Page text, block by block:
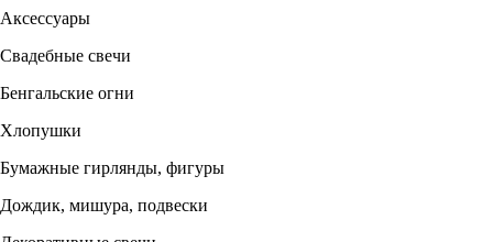
Аксессуары
Свадебные свечи
Бенгальские огни
Хлопушки
Бумажные гирлянды, фигуры
Дождик, мишура, подвески